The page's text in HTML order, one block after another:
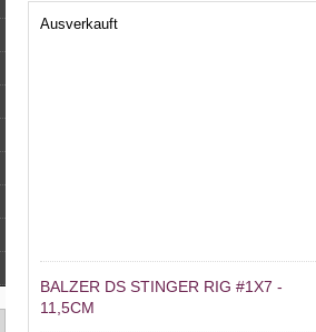
Ausverkauft
BALZER DS STINGER RIG #1X7 -
11,5CM